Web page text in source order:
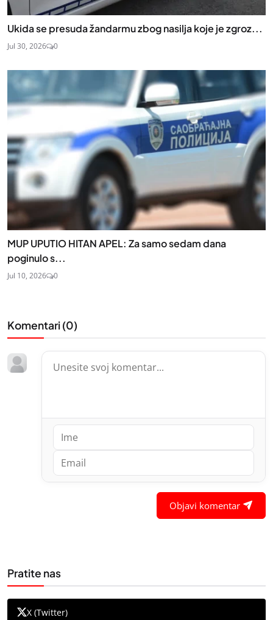
Ukida se presuda žandarmu zbog nasilja koje je zgroz...
Jul 30, 2026 0
MUP UPUTIO HITAN APEL: Za samo sedam dana
poginulo s...
Jul 10, 2026 0
Komentari (0)
Objavi komentar
Pratite nas
X (Twitter)